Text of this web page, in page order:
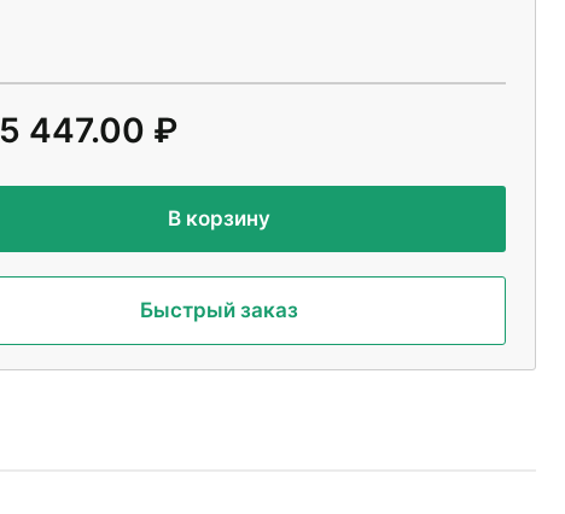
5 447.00 ₽
В корзину
Быстрый заказ